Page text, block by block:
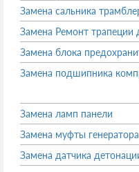
Замена сальника
Замена Ремонт трапеции
Замена блока
Замена подшипника
Замена ламп панели
Замена муфты генератора
Замена датчика